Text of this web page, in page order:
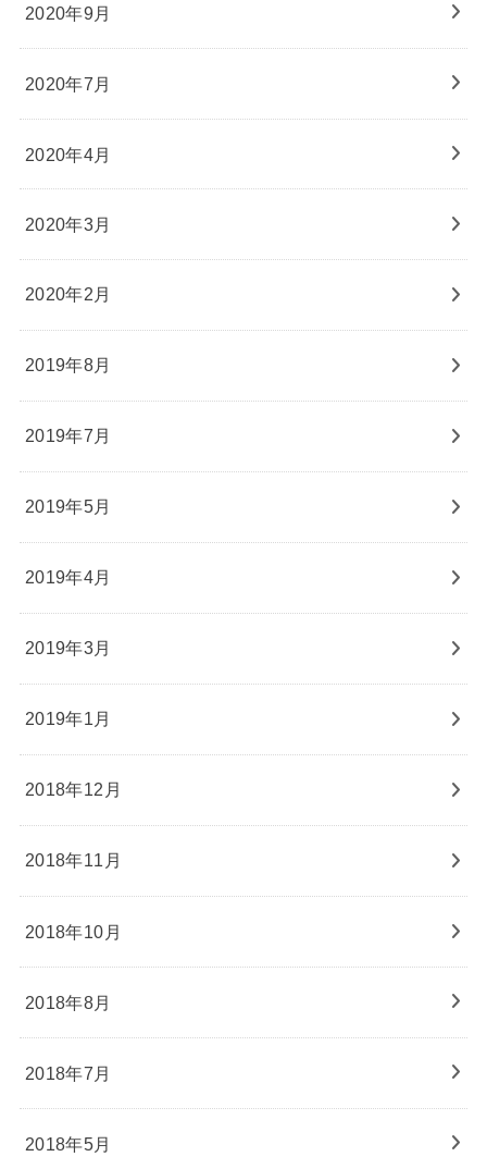
2020年9月
2020年7月
2020年4月
2020年3月
2020年2月
2019年8月
2019年7月
2019年5月
2019年4月
2019年3月
2019年1月
2018年12月
2018年11月
2018年10月
2018年8月
2018年7月
2018年5月